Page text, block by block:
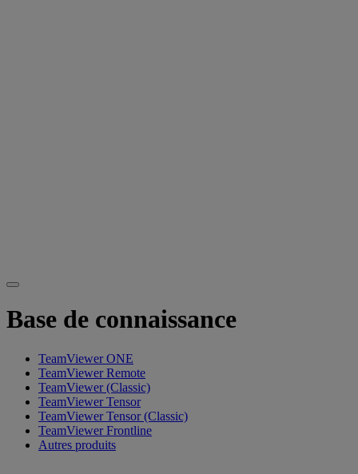
Base de connaissance
TeamViewer ONE
TeamViewer Remote
TeamViewer (Classic)
TeamViewer Tensor
TeamViewer Tensor (Classic)
TeamViewer Frontline
Autres produits